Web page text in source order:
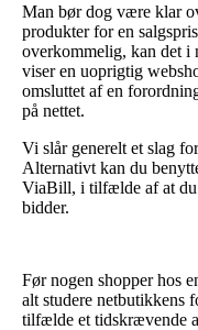
Man bør dog være klar
produkter for en
overkommelig, kan det
viser en uoprigtig
omsluttet af en
på nettet.
Vi slår generelt et slag
Alternativt kan du
ViaBill, i tilfælde af at du
bidder.
Før nogen shopper hos
alt studere netbutikkens
tilfælde et tidskrævende